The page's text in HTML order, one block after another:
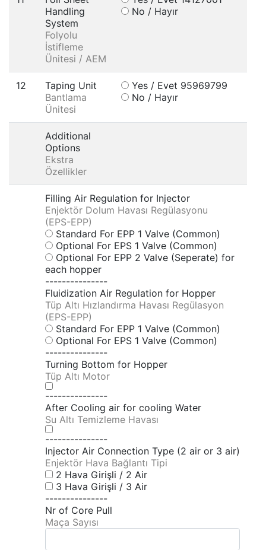
Handling
System
Folyolu
İstifleme
Ünitesi / AEM
No / Hayır
12
Taping Unit
Bantlama
Ünitesi
Yes / Evet 95969799
No / Hayır
Additional
Options
Ekstra
Özellikler
Filling Air Regulation for Injector
Enjektör Dolum Havası Regülasyonu
(EPS-EPP)
Standard For EPP 1 Valve (Common)
Optional For EPS 1 Valve (Common)
Optional For EPP 2 Valve (Seperate) for
each hopper
---------------
Fluidization Air Regulation for Hopper
Tüp Altı Hızlandırma Havası Regülasyon
(EPS-EPP)
Standard For EPP 1 Valve (Common)
Optional For EPS 1 Valve (Common)
---------------
Turning Bottom for Hopper
Tüp Altı Motor
---------------
After Cooling air for cooling Water
Su Altı Temizleme Havası
---------------
Injector Air Connection Type (2 air or 3 air)
Enjektör Hava Bağlantı Tipi
2 Hava Girişli / 2 Air
3 Hava Girişli / 3 Air
---------------
Nr of Core Pull
Maça Sayısı